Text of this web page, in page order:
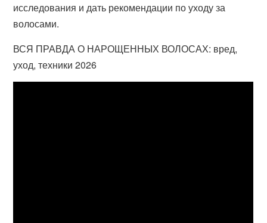
исследования и дать рекомендации по уходу за
волосами.
ВСЯ ПРАВДА О НАРОЩЕННЫХ ВОЛОСАХ: вред,
уход, техники 2026